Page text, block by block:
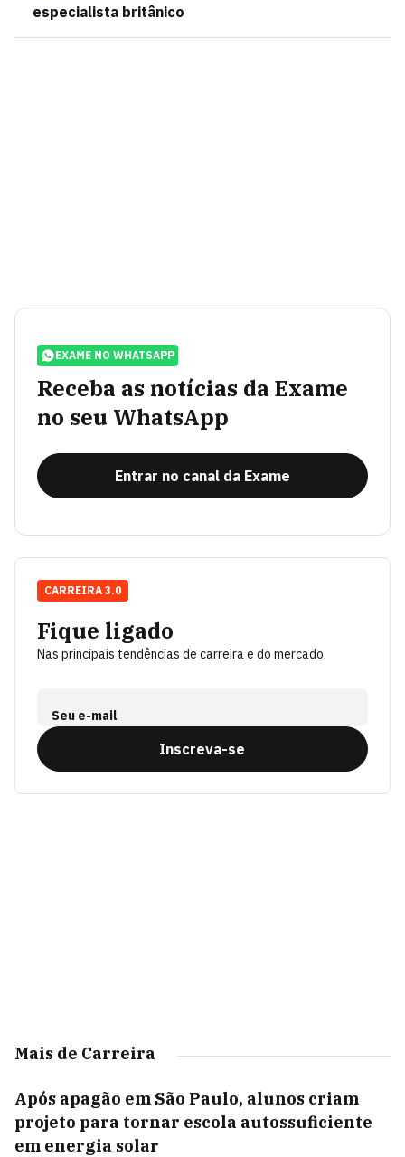
especialista britânico
EXAME NO WHATSAPP
Receba as notícias da Exame
no seu WhatsApp
Entrar no canal da Exame
Fique ligado
Nas principais tendências de carreira e do mercado.
Seu e-mail
Inscreva-se
CARREIRA 3.0
Mais de Carreira
Após apagão em São Paulo, alunos criam
projeto para tornar escola autossuficiente
em energia solar